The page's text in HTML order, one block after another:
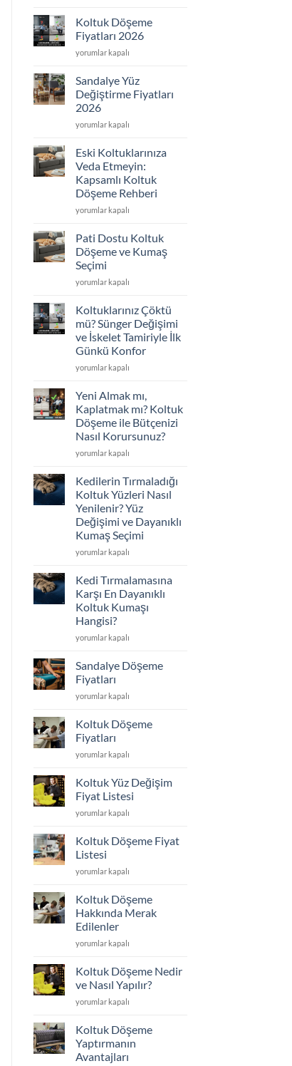
Fiyatları
için
Koltuk Döşeme
Fiyatları 2026
Koltuk
Fiyatları
2026
için
yorumlar kapalı
Sandalye Yüz
Değiştirme Fiyatları
2026
Sandalye
Değiştirme
2026
için
yorumlar kapalı
Eski Koltuklarınıza
Veda Etmeyin:
Kapsamlı Koltuk
Döşeme Rehberi
Eski
Veda
Kapsamlı
Koltuk
Döşeme
için
yorumlar kapalı
Pati Dostu Koltuk
Döşeme ve Kumaş
Seçimi
Pati
Koltuk
ve
Kumaş
Seçimi
için
yorumlar kapalı
Koltuklarınız Çöktü
mü? Sünger Değişimi
ve İskelet Tamiriyle İlk
Günkü Konfor
Koltuklarınız
mü?
Değişimi
ve
İskelet
Tamiriyle
Günkü
Konfor
için
yorumlar kapalı
Yeni Almak mı,
Kaplatmak mı? Koltuk
Döşeme ile Bütçenizi
Nasıl Korursunuz?
Yeni
mı,
mı?
Koltuk
Döşeme
ile
Bütçenizi
için
yorumlar kapalı
Kedilerin Tırmaladığı
Koltuk Yüzleri Nasıl
Yenilenir? Yüz
Değişimi ve Dayanıklı
Kumaş Seçimi
Kedilerin
Koltuk
Nasıl
Yenilenir?
Yüz
Değişimi
Dayanıklı
Kumaş
Seçimi
için
yorumlar kapalı
Kedi Tırmalamasına
Karşı En Dayanıklı
Koltuk Kumaşı
Hangisi?
Kedi
Karşı
Dayanıklı
Koltuk
Hangisi?
için
yorumlar kapalı
Sandalye Döşeme
Fiyatları
Sandalye
Fiyatları
yorumlar kapalı
Koltuk Döşeme
Fiyatları
Koltuk
Fiyatları
yorumlar kapalı
Koltuk Yüz Değişim
Fiyat Listesi
Koltuk
Değişim
Listesi
için
yorumlar kapalı
Koltuk Döşeme Fiyat
Listesi
Koltuk
Fiyat
için
yorumlar kapalı
Koltuk Döşeme
Hakkında Merak
Edilenler
Koltuk
Hakkında
Edilenler
için
yorumlar kapalı
Koltuk Döşeme Nedir
ve Nasıl Yapılır?
Koltuk
Nedir
Nasıl
Yapılır?
yorumlar kapalı
Koltuk Döşeme
Yaptırmanın
Avantajları